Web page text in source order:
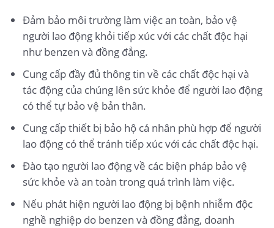
Đảm bảo môi trường làm việc an toàn, bảo vệ
người lao động khỏi tiếp xúc với các chất độc hại
như benzen và đồng đẳng.
Cung cấp đầy đủ thông tin về các chất độc hại và
tác động của chúng lên sức khỏe để người lao động
có thể tự bảo vệ bản thân.
Cung cấp thiết bị bảo hộ cá nhân phù hợp để người
lao động có thể tránh tiếp xúc với các chất độc hại.
Đào tạo người lao động về các biện pháp bảo vệ
sức khỏe và an toàn trong quá trình làm việc.
Nếu phát hiện người lao động bị bệnh nhiễm độc
nghề nghiệp do benzen và đồng đẳng, doanh